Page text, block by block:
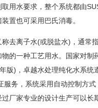
用水要求，整个系统都由
置也可采用巴氏消毒。
去离子水(或脱盐水)，通常
的一种工艺用水。国家对制
版)，卓越水处理纯化水系
务，系统采用自动控制方
厂家专业的设计生产可以